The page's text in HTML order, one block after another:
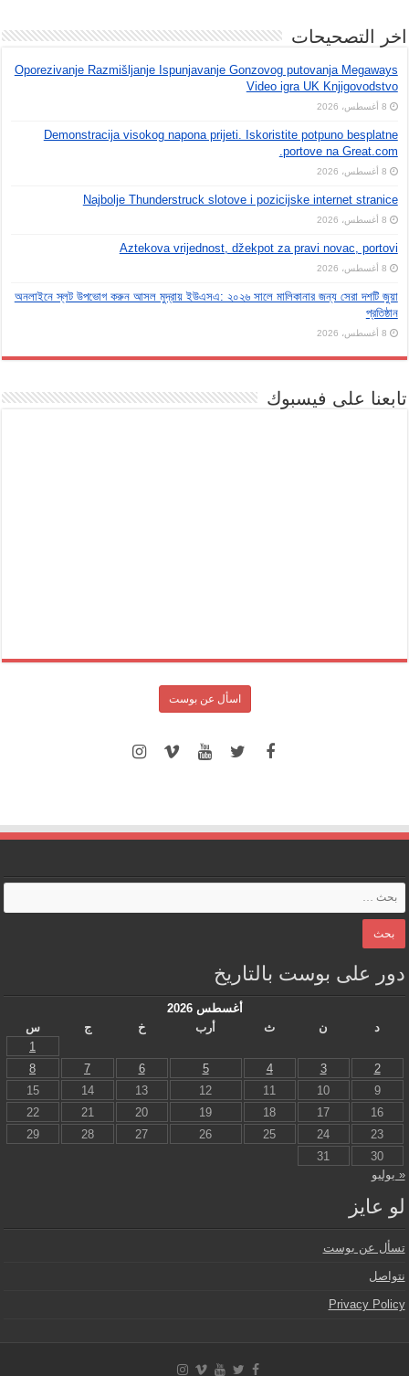
اخر التصحيحات
Oporezivanje Razmišljanje Ispunjavanje Gonzovog putovanja Megaways
Video igra UK Knjigovodstvo
8 أغسطس، 2026
Demonstracija visokog napona prijeti. Iskoristite potpuno besplatne
portove na Great.com.
8 أغسطس، 2026
Najbolje Thunderstruck slotove i pozicijske internet stranice
8 أغسطس، 2026
Aztekova vrijednost, džekpot za pravi novac, portovi
8 أغسطس، 2026
অনলাইনে স্লট উপভোগ করুন আসল মুদ্রায় ইউএসএ: ২০২৬ সালে মালিকানার জন্য সেরা দশটি জুয়া
প্রতিষ্ঠান
8 أغسطس، 2026
تابعنا على فيسبوك
اسأل عن بوست
دور على بوست بالتاريخ
أغسطس 2026
د
ن ث أرب خ ج
س
1
2
3
4
5
6
7
8
9
10
11
12
13
14
15
16
17
18
19
20
21
22
23
24
25
26
27
28
29
30
31
« يوليو
لو عايز
تسأل عن بوست
نتواصل
Privacy Policy